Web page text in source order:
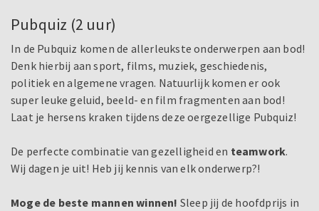
Pubquiz (2 uur)
In de Pubquiz komen de allerleukste onderwerpen aan bod!
Denk hierbij aan sport, films, muziek, geschiedenis,
politiek en algemene vragen. Natuurlijk komen er ook
super leuke geluid, beeld- en film fragmenten aan bod!
Laat je hersens kraken tijdens deze oergezellige Pubquiz!
De perfecte combinatie van gezelligheid en teamwork.
Wij dagen je uit! Heb jij kennis van elk onderwerp?!
Moge de beste mannen winnen! Sleep jij de hoofdprijs in